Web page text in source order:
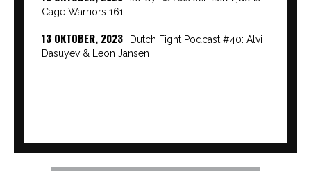
Cage Warriors 161
13 OKTOBER, 2023
Dutch Fight Podcast #40: Alvi
Dasuyev & Leon Jansen